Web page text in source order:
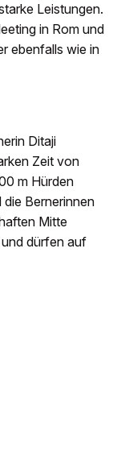
Leistungen.
in Rom und
ebenfalls wie in
Ditaji
Zeit von
m Hürden
Bernerinnen
Mitte
dürfen auf